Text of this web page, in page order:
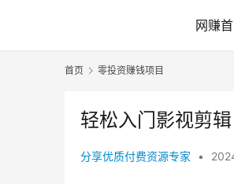
网赚
首页 零投资赚钱项目
轻松入门影视剪
分享优质付费资源专家 •